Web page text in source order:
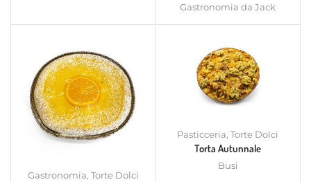
Gastronomia da Jack
Gastronomia, Torte Dolci
Pasticceria,Torte Dolci
Torta Autunnale
Busi